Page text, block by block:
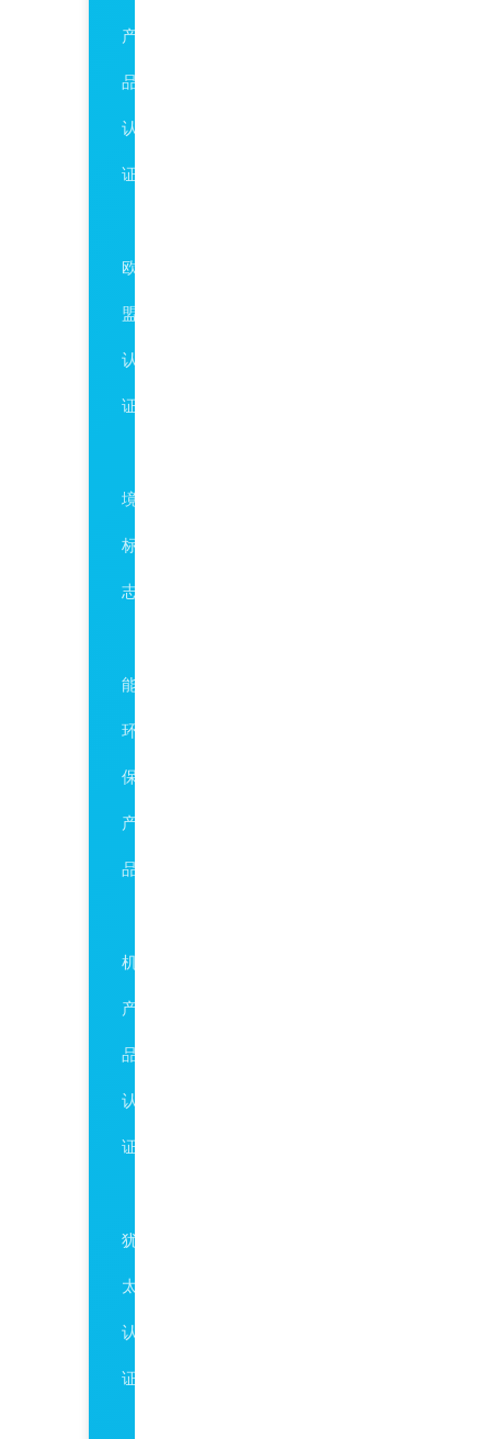
产
品
认
证
欧
盟
认
证
境
标
志
能
环
保
产
品
机
产
品
认
证
犹
太
认
证